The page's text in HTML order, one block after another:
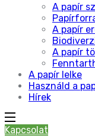
A papír
A papír
A papír
A papír lelke
Használd a
Hírek
Kapcsolat